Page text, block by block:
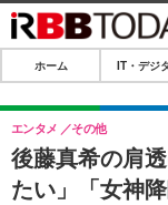
ホーム
IT・デジタル
IT・デジタル
SPEED TEST
ホーム IT・デジ
後藤真希の肩
たい」「女神
エンタメ その他